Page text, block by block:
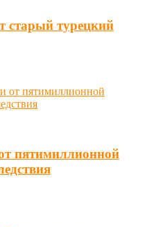
старый турецкий
пятимиллионной